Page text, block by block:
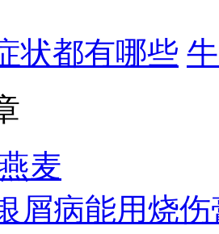
状都有哪些
麦
屑病能用烧